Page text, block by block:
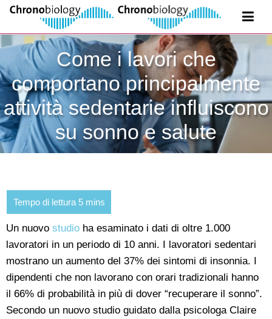
Come i lavori che
comportano principalmente
attività sedentarie influiscono
su sonno e salute
Un nuovo studio ha esaminato i dati di oltre 1.000
lavoratori in un periodo di 10 anni. I lavoratori sedentari
mostrano un aumento del 37% dei sintomi di insonnia. I
dipendenti che non lavorano con orari tradizionali hanno
il 66% di probabilità in più di dover “recuperare il sonno”.
Secondo un nuovo studio guidato dalla psicologa Claire